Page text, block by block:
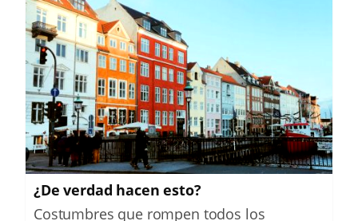
¿De verdad hacen esto?
Costumbres que rompen todos los